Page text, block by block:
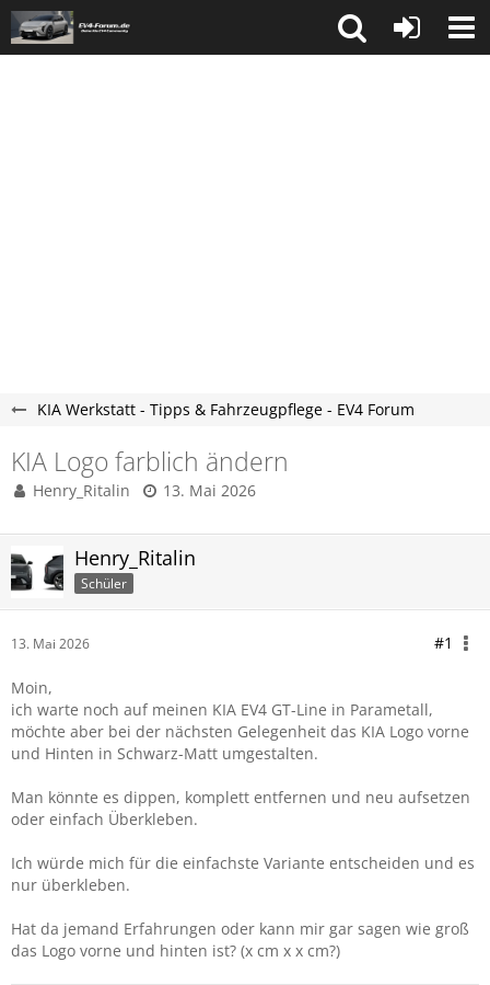
KIA Werkstatt - Tipps & Fahrzeugpflege - EV4 Forum
KIA Logo farblich ändern
Henry_Ritalin 13. Mai 2026
Henry_Ritalin
Schüler
13. Mai 2026 #1
Moin,
ich warte noch auf meinen KIA EV4 GT-Line in Parametall,
möchte aber bei der nächsten Gelegenheit das KIA Logo vorne
und Hinten in Schwarz-Matt umgestalten.
Man könnte es dippen, komplett entfernen und neu aufsetzen
oder einfach Überkleben.
Ich würde mich für die einfachste Variante entscheiden und es
nur überkleben.
Hat da jemand Erfahrungen oder kann mir gar sagen wie groß
das Logo vorne und hinten ist? (x cm x x cm?)